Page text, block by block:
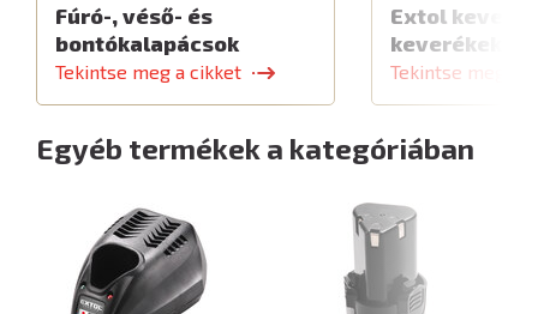
Fúró-, véső- és
bontókalapácsok
Tekintse meg a cikket
Extol
Tekintse meg a
Egyéb termékek a kategóriában